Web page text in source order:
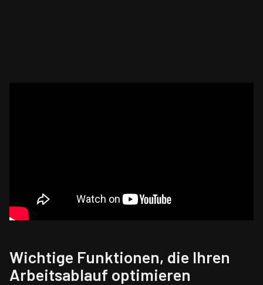
Wichtige Funktionen, die Ihren
Arbeitsablauf optimieren